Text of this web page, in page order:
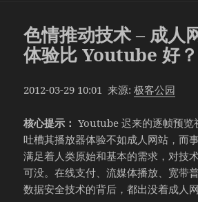
色情推动技术 – 成人
体验比 Youtube 好？
2012-03-29 10:01 来源:极客公园
核心提示： Youtube 迟来的逐帧预览
吐槽其播放器体验不如成人网站，而
满足着人类原始和基本的需求，对技
可没。在线支付、流媒体播放、宽带
数据安全技术的背后，都出没着成人网